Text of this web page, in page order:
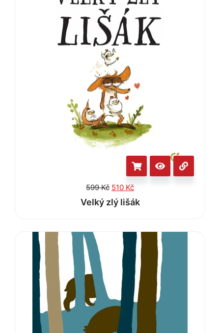
599Kč 510 Kč
Velký zlý lišák